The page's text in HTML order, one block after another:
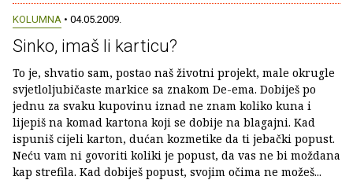
KOLUMNA • 04.05.2009.
Sinko, imaš li karticu?
To je, shvatio sam, postao naš životni projekt, male okrugle
svjetloljubičaste markice sa znakom De-ema. Dobiješ po
jednu za svaku kupovinu iznad ne znam koliko kuna i
lijepiš na komad kartona koji se dobije na blagajni. Kad
ispuniš cijeli karton, dućan kozmetike da ti jebački popust.
Neću vam ni govoriti koliki je popust, da vas ne bi moždana
kap strefila. Kad dobiješ popust, svojim očima ne možeš...